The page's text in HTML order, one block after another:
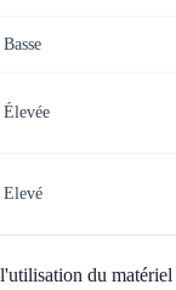
Basse
Élevée
Elevé
du